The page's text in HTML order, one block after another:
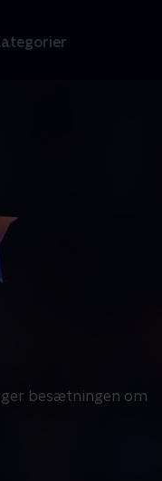
besætningen om